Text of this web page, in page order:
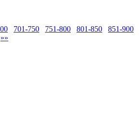
701-750 751-800 801-850 851-900
»»